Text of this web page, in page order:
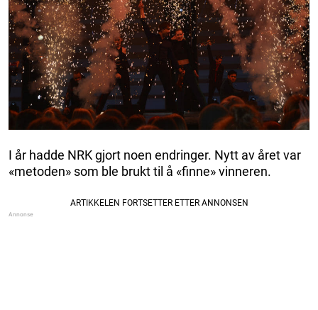
I år hadde NRK gjort noen endringer. Nytt av året var
«metoden» som ble brukt til å «finne» vinneren.